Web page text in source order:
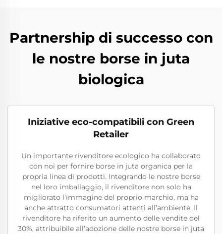
Partnership di successo con
le nostre borse in juta
biologica
Iniziative eco-compatibili con Green
Retailer
Un importante rivenditore ecologico ha collaborato
con noi per fornire borse in juta organica per la
propria linea di prodotti. Integrando le nostre borse
nel loro imballaggio, il rivenditore non solo ha
migliorato l’immagine del proprio marchio, ma ha
anche attratto consumatori attenti all’ambiente. Il
rivenditore ha riferito un aumento delle vendite del
30%, attribuibile all’adozione delle nostre borse in juta